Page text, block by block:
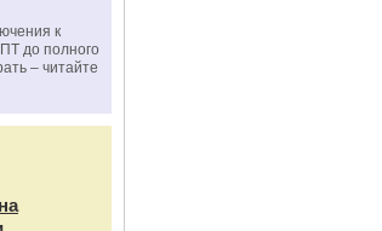
к
до полного
– читайте